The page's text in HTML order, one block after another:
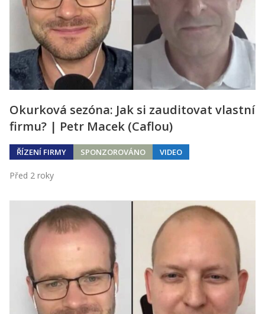
Okurková sezóna: Jak si zauditovat vlastní
firmu? | Petr Macek (Caflou)
ŘÍZENÍ FIRMY SPONZOROVÁNO VIDEO
Před 2 roky